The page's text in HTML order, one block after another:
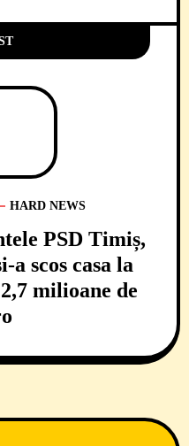
HARD NEWS
PSD Timiș,
a scos casa la
milioane de